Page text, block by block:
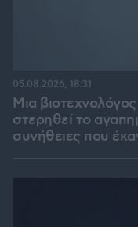
Μια
στερηθεί το
συνήθειες που
05.08.2026, 18:31